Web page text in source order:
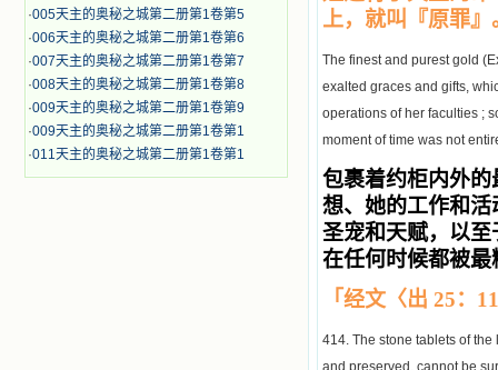
·005天主的奥秘之城第二册第1卷第5
·006天主的奥秘之城第二册第1卷第6
·007天主的奥秘之城第二册第1卷第7
·008天主的奥秘之城第二册第1卷第8
·009天主的奥秘之城第二册第1卷第9
·009天主的奥秘之城第二册第1卷第1
·011天主的奥秘之城第二册第1卷第1
上，就叫『原罪』
The finest and purest gold
exalted graces and gifts,
operations of her faculties ;
moment of time was not
包裹着约柜内外
想、她的工作和
圣宠和天赋，以
在任何时候都被
「经文〈出 25：
414. The stone tablets of
and preserved, cannot be